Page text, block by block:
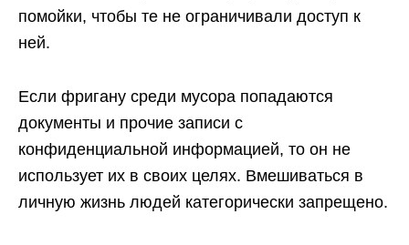
помойки, чтобы те не ограничивали доступ к
ней.
Если фригану среди мусора попадаются
документы и прочие записи с
конфиденциальной информацией, то он не
использует их в своих целях. Вмешиваться в
личную жизнь людей категорически запрещено.